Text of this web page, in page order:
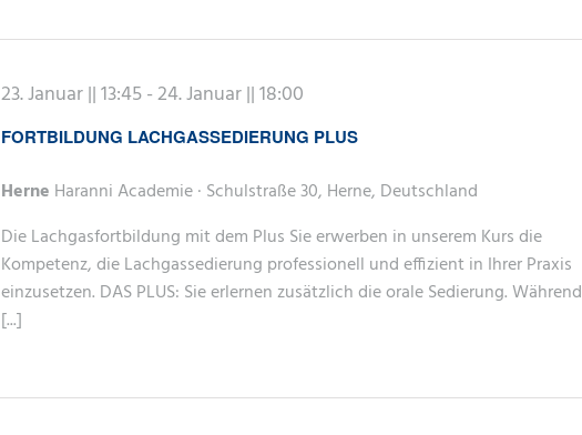
FORTBILDUNG LACHGASSEDIERUNG PLUS
23. Januar || 13:45-24. Januar || 18:00
Herne Haranni Academie · Schulstraße 30, Herne, Deutschland
Die Lachgasfortbildung mit dem Plus Sie erwerben in unserem Kurs die
Kompetenz, die Lachgassedierung professionell und effizient in Ihrer Praxis
einzusetzen. DAS PLUS: Sie erlernen zusätzlich die orale Sedierung. Während
[...]